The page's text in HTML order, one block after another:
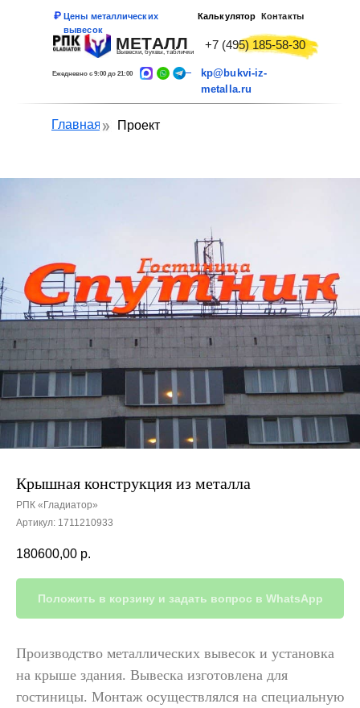
Цены металлических
вывесок
Калькулятор
Ежедневно с 9:00 до 21:00
+7 (495) 185-58-30
kp@bukvi-iz-
metalla.ru
Контакты
Вывески, буквы, таблички
МЕТАЛЛ
Главная Проект
Крышная конструкция из металла
РПК «Гладиатор»
Артикул: 1711210933
180600,00 р.
Положить в корзину и задать вопрос в WhatsApp
Производство металлических вывесок и установка
на крыше здания. Вывеска изготовлена для
гостиницы. Монтаж осуществлялся на специальную